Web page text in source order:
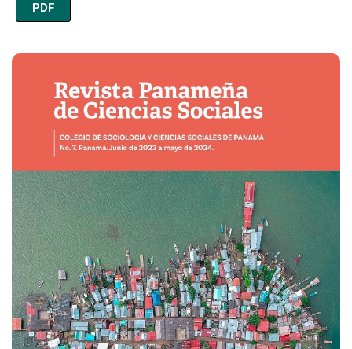
PDF
Imagen de portada